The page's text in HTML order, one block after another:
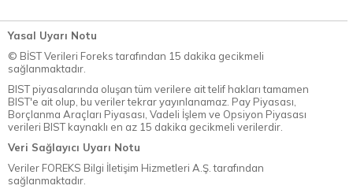
Yasal Uyarı Notu
© BİST Verileri Foreks tarafından 15 dakika gecikmeli
sağlanmaktadır.
BIST piyasalarında oluşan tüm verilere ait telif hakları tamamen
BIST'e ait olup, bu veriler tekrar yayınlanamaz. Pay Piyasası,
Borçlanma Araçları Piyasası, Vadeli İşlem ve Opsiyon Piyasası
verileri BIST kaynaklı en az 15 dakika gecikmeli verilerdir.
Veri Sağlayıcı Uyarı Notu
Veriler FOREKS Bilgi İletişim Hizmetleri A.Ş. tarafından
sağlanmaktadır.